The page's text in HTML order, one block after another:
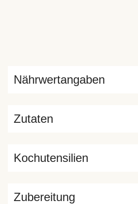
Zutaten
Nährwertangaben
Kochutensilien
Zubereitung